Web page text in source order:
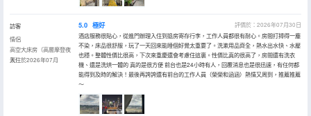
訪客
情侶
高空大床房（高層摩登夜
景）
入住於2026年07月
5.0 極好
評價於：2026年07月30日
酒店服務很貼心，從進門辦理入住到退房寄存行李，工作人員都很有耐心。房間打掃得一塵
不染，床品很舒服，玩了一天回來能睡個好覺太重要了。洗漱用品齊全，熱水出水快、水壓
也穩。整體性價比很高，下次來重慶還會考慮住這裏。性價比真的很高了，房間還有洗衣
機、還是洗烘一體的 真的是很方便 前台也是24小時有人，回覆消息也是很迅速，有任何都
能得到及時的解決！最後再誇誇還有前台的工作人員（榮榮和涵涵）熱情又周到，推薦推薦
～